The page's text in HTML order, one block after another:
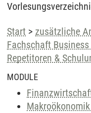
Start > zusätzliche
Fachschaft
Repetitoren &
MODULE